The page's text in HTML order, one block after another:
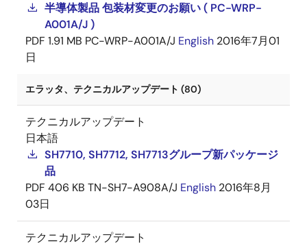
半導体製品 包装材変更のお願い ( PC-WRP-
A001A/J )
PDF 1.91 MB PC-WRP-A001A/J English 2016年7月01
日
エラッタ、テクニカルアップデート (80)
テクニカルアップデート
日本語
SH7710, SH7712, SH7713グループ新パッケージ
品
PDF 406 KB TN-SH7-A908A/J English 2016年8月
03日
テクニカルアップデート